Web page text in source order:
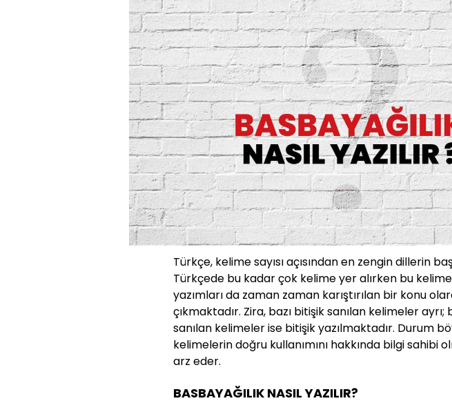
Türkçe, kelime sayısı açısından en zengin dillerin
Türkçede bu kadar çok kelime yer alırken bu
yazımları da zaman zaman karıştırılan bir konu
çıkmaktadır. Zira, bazı bitişik sanılan kelimeler ayrı;
sanılan kelimeler ise bitişik yazılmaktadır. Durum
kelimelerin doğru kullanımını hakkında bilgi sahibi
arz eder.
BASBAYAĞILIK NASIL YAZILIR?